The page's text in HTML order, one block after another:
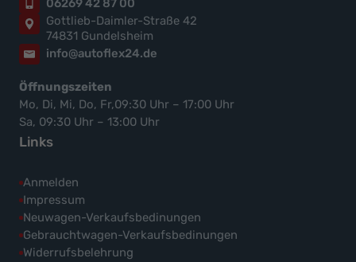
06269 42 87 00
Gottlieb-Daimler-Straße 42
74831 Gundelsheim
info@autoflex24.de
Öffnungszeiten
Mo, Di, Mi, Do, Fr,09:30 Uhr – 17:00 Uhr
Sa, 09:30 Uhr – 13:00 Uhr
Links
Anmelden
Impressum
Neuwagen-Verkaufsbedinungen
Gebrauchtwagen-Verkaufsbedinungen
Widerrufsbelehrung